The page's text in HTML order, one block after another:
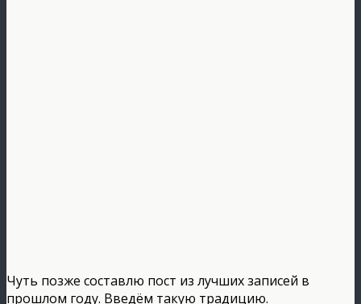
Чуть позже составлю пост из лучших записей в
прошлом году. Введём такую традицию.